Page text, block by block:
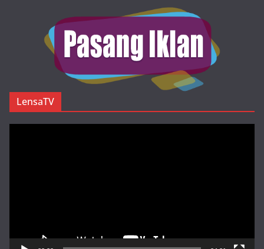
LensaTV